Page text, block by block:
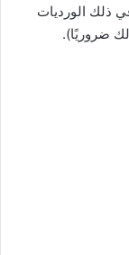
ذلك الورديات
ضروريًا).